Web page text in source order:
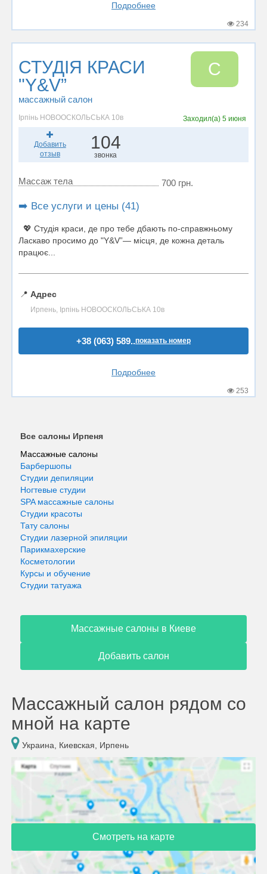
Подробнее
234
СТУДІЯ КРАСИ
"Y&V”
массажный салон
С
Ірпінь НОВООСКОЛЬСЬКА 10в Заходил(а)5 июня
Добавить
отзыв
104
звонка
Массаж тела 700 грн.
➡️ Все услуги и цены (41)
💖 Студія краси, де про тебе дбають по-справжньому
Ласкаво просимо до "Y&V”— місця, де кожна деталь
працює...
📍 Адрес
Ирпень, Ірпінь НОВООСКОЛЬСЬКА 10в
+38 (063) 589..показать номер
Подробнее
253
Все салоны Ирпеня
Массажные салоны
Барбершопы
Студии депиляции
Ногтевые студии
SPA массажные салоны
Студии красоты
Тату салоны
Студии лазерной эпиляции
Парикмахерские
Косметологии
Курсы и обучение
Студии татуажа
Массажные салоны в Киеве
Добавить салон
Массажный салон рядом со
мной на карте
Украина, Киевская, Ирпень
Смотреть на карте